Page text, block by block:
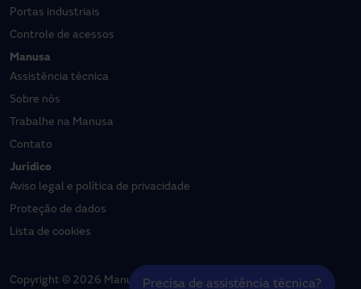
Precisa de assistência técnica?
Portas industriais
Controle de acessos
Manusa
Assistência técnica
Sobre nós
Trabalhe na Manusa
Contato
Jurídico
Aviso legal e política de privacidade
Proteção de dados
Lista de cookies
Copyright © 2026 Manusa | Todos os direitos reservados